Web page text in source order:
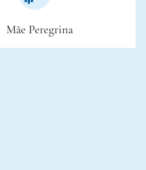
Mãe Peregrina